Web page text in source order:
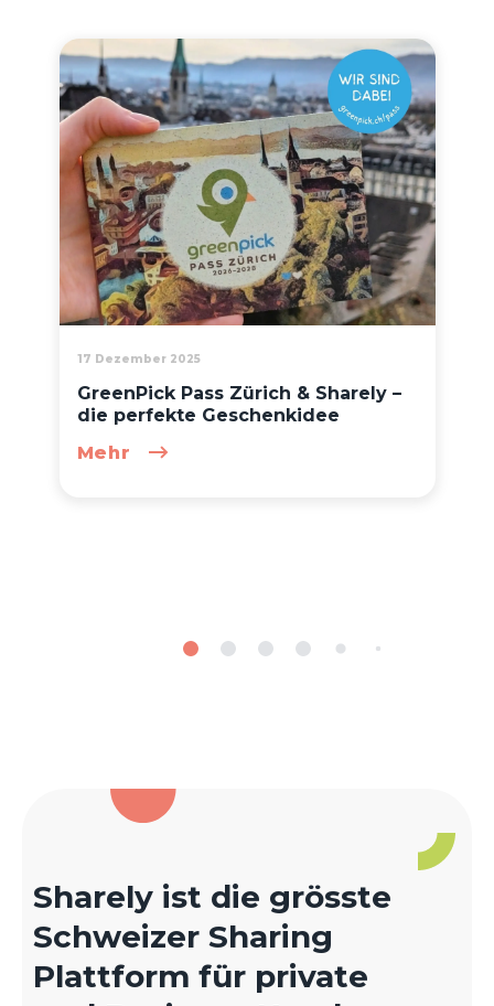
17 Dezember 2025
GreenPick Pass Zürich & Sharely –
die perfekte Geschenkidee
Mehr
Sharely ist die grösste
Schweizer Sharing
Plattform für private